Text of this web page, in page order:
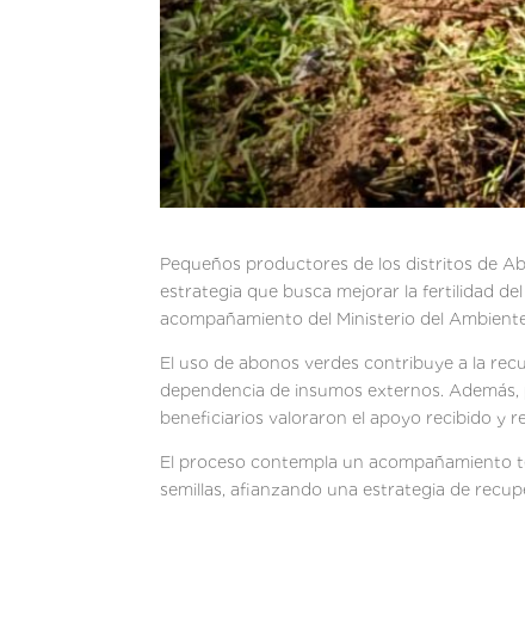
Pequeños productores de los distritos de
estrategia que busca mejorar la fertilidad
acompañamiento del Ministerio del
El uso de abonos verdes contribuye a la
dependencia de insumos externos.
beneficiarios valoraron el apoyo recibido y
El proceso contempla un acompañamiento
semillas, afianzando una estrategia de